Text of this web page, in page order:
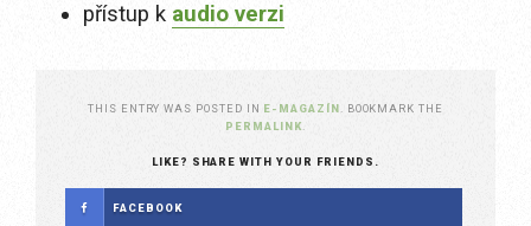
přístup k audio verzi
THIS ENTRY WAS POSTED IN E-MAGAZÍN . BOOKMARK THE
PERMALINK
LIKE? SHARE WITH YOUR FRIENDS.
FACEBOOK